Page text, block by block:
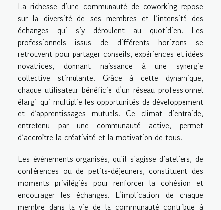
La richesse d’une communauté de coworking repose
sur la diversité de ses membres et l’intensité des
échanges qui s’y déroulent au quotidien. Les
professionnels issus de différents horizons se
retrouvent pour partager conseils, expériences et idées
novatrices, donnant naissance à une synergie
collective stimulante. Grâce à cette dynamique,
chaque utilisateur bénéficie d’un réseau professionnel
élargi, qui multiplie les opportunités de développement
et d’apprentissages mutuels. Ce climat d’entraide,
entretenu par une communauté active, permet
d’accroître la créativité et la motivation de tous.
Les événements organisés, qu’il s’agisse d’ateliers, de
conférences ou de petits-déjeuners, constituent des
moments privilégiés pour renforcer la cohésion et
encourager les échanges. L’implication de chaque
membre dans la vie de la communauté contribue à